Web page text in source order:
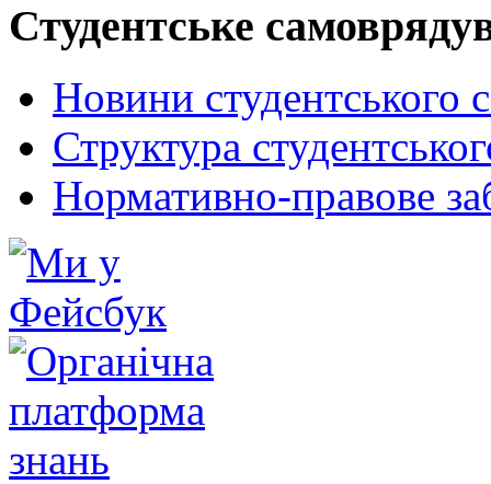
Студентське
Новини студентського
Структура
Нормативно-правове